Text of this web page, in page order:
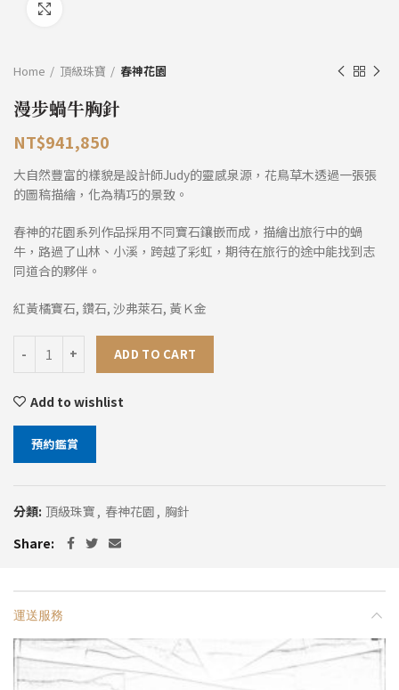
Home 頂級珠寶 春神花園
漫步蝸牛胸針
NT$941,850
大自然豐富的樣貌是設計師Judy的靈感泉源，花鳥草木透過一張張
的圖稿描繪，化為精巧的景致。
春神的花園系列作品採用不同寶石鑲嵌而成，描繪出旅行中的蝸
牛，路過了山林、小溪，跨越了彩虹，期待在旅行的途中能找到志
同道合的夥伴。
紅黃橘寶石, 鑽石, 沙弗萊石, 黃Ｋ金
ADD TO CART
Add to wishlist
預約鑑賞
分類: 頂級珠寶 , 春神花園 , 胸針
Share
運送服務